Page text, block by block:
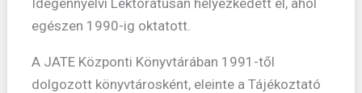
egészen 1990-ig oktatott.
A JATE Központi Könyvtárában 1991-től
dolgozott könyvtárosként, eleinte a Tájékoztató